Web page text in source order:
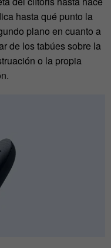
hasta qué punto la
plano en cuanto a
de los tabúes sobre la
o la propia